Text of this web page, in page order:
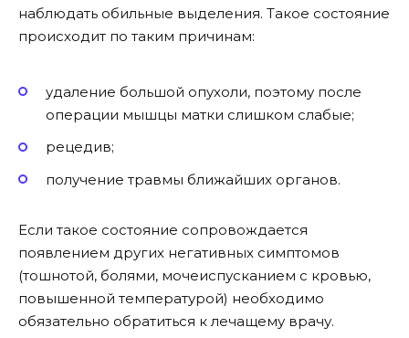
наблюдать обильные выделения. Такое состояние
происходит по таким причинам:
удаление большой опухоли, поэтому после
операции мышцы матки слишком слабые;
рецедив;
получение травмы ближайших органов.
Если такое состояние сопровождается
появлением других негативных симптомов
(тошнотой, болями, мочеиспусканием с кровью,
повышенной температурой) необходимо
обязательно обратиться к лечащему врачу.